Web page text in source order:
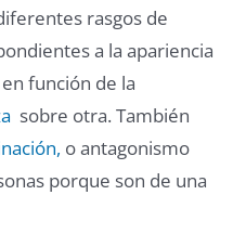
rasgos de
a la apariencia
función de la
sobre otra. También
o antagonismo
porque son de una